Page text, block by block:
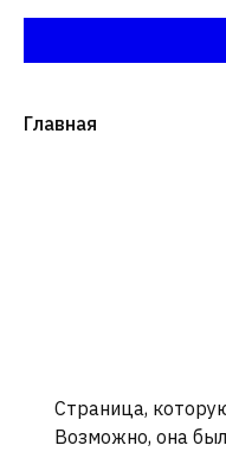
Главная
Страница,
Возможно, она